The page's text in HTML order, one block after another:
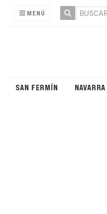
MENÚ
SAN FERMÍN NAVARRA